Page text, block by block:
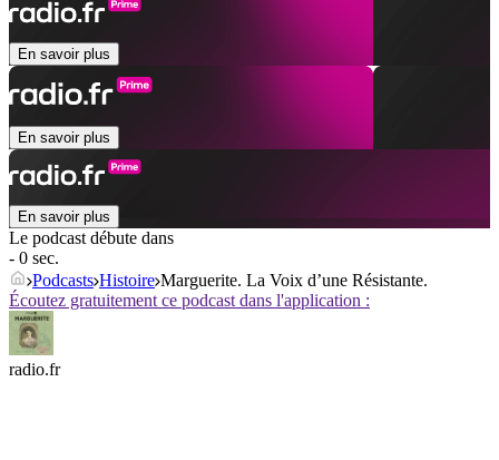
En savoir plus
En savoir plus
En savoir plus
Le podcast débute dans
- 0 sec.
Podcasts Histoire Marguerite. La Voix d’une Résistante.
Écoutez gratuitement ce podcast dans l'application :
radio.fr